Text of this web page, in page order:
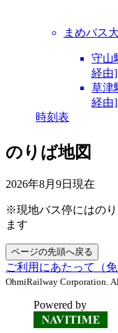
まめバス
守山
経由]
草津
経由]
時刻表
のりば地図
2026年8月9日 現在
※現地バス停にはの
ます
ページの先頭へ戻る
ご利用にあたって（免
OhmiRailway Corporation.
Powered by